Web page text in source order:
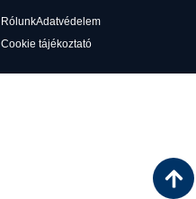
RólunkAdatvédelem
Cookie tájékoztató